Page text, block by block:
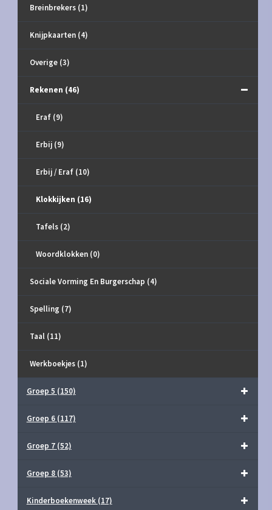
Breinbrekers (1)
Knijpkaarten (4)
Overige (3)
Rekenen (46)
Eraf (9)
Erbij (9)
Erbij / Eraf (10)
Klokkijken (16)
Tafels (2)
Woordklokken (0)
Sociale Vorming En Burgerschap (4)
Spelling (7)
Taal (11)
Werkboekjes (1)
Groep 5 (150)
Groep 6 (117)
Groep 7 (52)
Groep 8 (53)
Kinderboekenweek (17)